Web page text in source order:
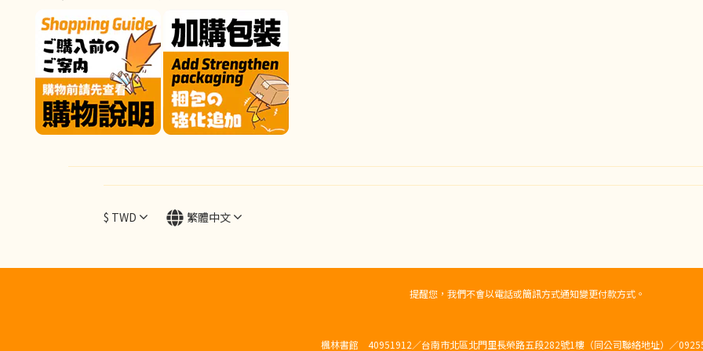
$ TWD 繁體中文
提醒您，我們不會以電話或簡訊方式通知變更付款方式。
楓林書館 40951912／台南市北區北門里長榮路五段282號1樓（同公司聯絡地址）／